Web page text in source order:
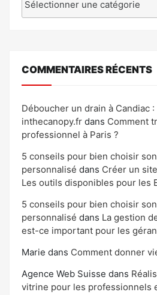
COMMENTAIRES RÉCENTS
Déboucher un drain à Candiac :
inthecanopy.fr dans Comment
professionnel à Paris ?
5 conseils pour bien choisir
personnalisé dans Créer un
Les outils disponibles pour les
5 conseils pour bien choisir
personnalisé dans La gestion
est-ce important pour les
Marie dans Comment donner
Agence Web Suisse dans
vitrine pour les professionnels